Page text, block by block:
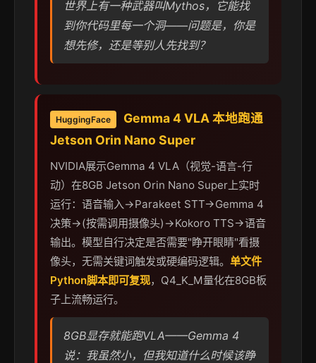
世界上有一种武器叫Mythos，它能找
到你代码里每一个洞——问题是，你是
想先修，还是等别人先找到？
HuggingFace
Gemma 4 VLA 本地跑通
Jetson Orin Nano Super
NVIDIA展示Gemma 4 VLA（视觉-语言-行
动）在8GB Jetson Orin Nano Super上实时
运行：语音输入→Parakeet STT→Gemma 4
决策→(按需调用摄像头)→Kokoro TTS→语音
输出。模型自行决定是否需要"睁开眼睛"看摄
像头，无需关键词触发或硬编码逻辑。 单文件
Python脚本即可复现，Q4_K_M量化在8GB板
子上流畅运行。
8GB显存就能跑VLA——Gemma 4
说：我虽然小，但我知道什么时候该睁